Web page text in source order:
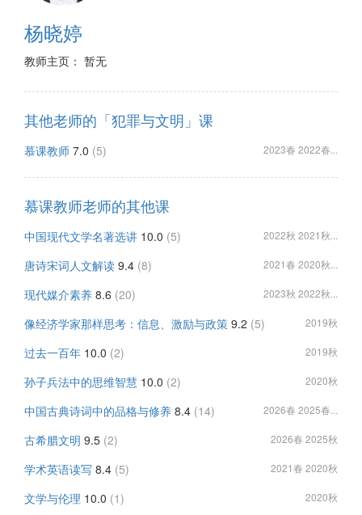
杨晓婷
教师主页： 暂无
其他老师的「犯罪与文明」课
慕课教师 7.0 (5) 2023春 2022春...
慕课教师老师的其他课
中国现代文学名著选讲 10.0 (5) 2022秋 2021秋...
唐诗宋词人文解读 9.4 (8) 2021春 2020秋...
现代媒介素养 8.6 (20) 2023秋 2022秋...
像经济学家那样思考：信息、激励与政策 9.2 (5) 2019秋
过去一百年 10.0 (2) 2019秋
孙子兵法中的思维智慧 10.0 (2) 2020秋
中国古典诗词中的品格与修养 8.4 (14) 2026春 2025春...
古希腊文明 9.5 (2) 2026春 2025秋
学术英语读写 8.4 (5) 2021春 2020秋
文学与伦理 10.0 (1) 2020秋